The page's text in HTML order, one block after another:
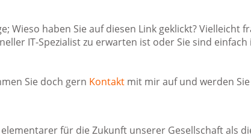
Wieso haben Sie auf diesen Link geklickt? Vielleicht
IT-Spezialist zu erwarten ist oder Sie sind
Sie doch gern Kontakt mit mir auf und werden
für die Zukunft unserer Gesellschaft als